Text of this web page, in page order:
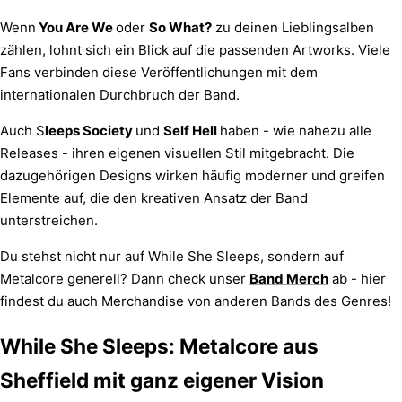
Wenn You Are Weoder So What? zu deinen Lieblingsalben
zählen, lohnt sich ein Blick auf die passenden Artworks. Viele
Fans verbinden diese Veröffentlichungen mit dem
internationalen Durchbruch der Band.
Auch Sleeps Society und Self Hell haben - wie nahezu alle
Releases - ihren eigenen visuellen Stil mitgebracht. Die
dazugehörigen Designs wirken häufig moderner und greifen
Elemente auf, die den kreativen Ansatz der Band
unterstreichen.
Du stehst nicht nur auf While She Sleeps, sondern auf
Metalcore generell? Dann check unser Band Merch ab - hier
findest du auch Merchandise von anderen Bands des Genres!
While She Sleeps: Metalcore aus
Sheffield mit ganz eigener Vision